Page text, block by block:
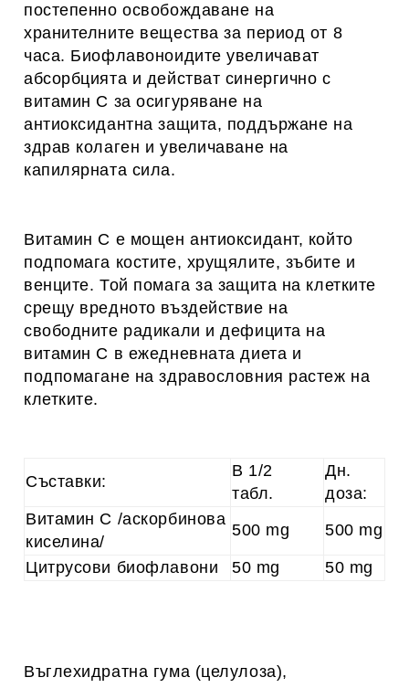
постепенно освобождаване на
хранителните вещества за период от 8
часа. Биофлавоноидите увеличават
абсорбцията и действат синергично с
витамин С за осигуряване на
антиоксидантна защита, поддържане на
здрав колаген и увеличаване на
капилярната сила.
Витамин С е мощен антиоксидант, който
подпомага костите, хрущялите, зъбите и
венците. Той помага за защита на клетките
срещу вредното въздействие на
свободните радикали и дефицита на
витамин С в ежедневната диета и
подпомагане на здравословния растеж на
клетките.
Съставки:
В 1/2
табл.
Дн.
доза:
Витамин С /аскорбинова
киселина/
500 mg 500 mg
Цитрусови биофлавони 50 mg 50 mg
Въглехидратна гума (целулоза),